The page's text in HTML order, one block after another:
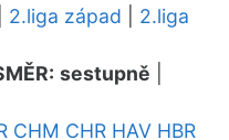
2.liga západ
2.liga
sestupně
CHM CHR HAV HBR